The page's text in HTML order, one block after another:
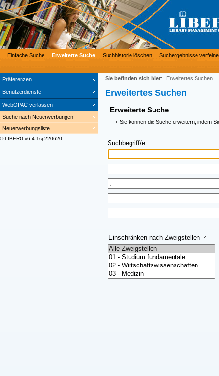
Präferenzen
Benutzerdienste
WebOPAC verlassen
Einfache Suche Erweiterte Suche Suchhistorie löschen Suchergebnisse
Suche nach Neuerwerbungen
Neuerwerbungsliste
© LIBERO v6.4.1sp220620
Sie befinden sich hier: Erweitertes Suchen
Erweitertes Suchen
Erweiterte Suche
Sie können die Suche erweitern, indem
Suchbegriff/e
Einschränken nach Zweigstellen